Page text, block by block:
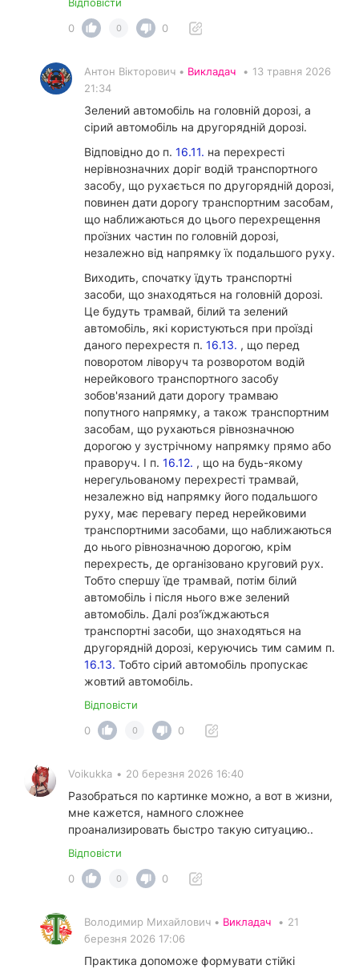
0
0 0
Антон Вікторович • Викладач • 13 травня 2026
21:34
Зелений автомобіль на головній дорозі, а
сірий автомобіль на другорядній дорозі.
Відповідно до п. 16.11. на перехресті
нерівнозначних доріг водій транспортного
засобу, що рухається по другорядній дорозі,
повинен дати дорогу транспортним засобам,
що наближаються до цього перехрещення
проїзних частин по головній дорозі,
незалежно від напрямку їх подальшого руху.
Виходить, спочатку їдуть транспортні
засоби, що знаходяться на головній дорозі.
Це будуть трамвай, білий та зелений
автомобіль, які користуються при проїзді
даного перехрестя п. 16.13. , що перед
поворотом ліворуч та розворотом водій
нерейкового транспортного засобу
зобов'язаний дати дорогу трамваю
попутного напрямку, а також транспортним
засобам, що рухаються рівнозначною
дорогою у зустрічному напрямку прямо або
праворуч. І п. 16.12. , що на будь-якому
нерегульованому перехресті трамвай,
незалежно від напрямку його подальшого
руху, має перевагу перед нерейковими
транспортними засобами, що наближаються
до нього рівнозначною дорогою, крім
перехресть, де організовано круговий рух.
Тобто спершу їде трамвай, потім білий
автомобіль і після нього вже зелений
автомобіль. Далі роз'їжджаються
транспортні засоби, що знаходяться на
другорядній дорозі, керуючись тим самим п.
16.13. Тобто сірий автомобіль пропускає
жовтий автомобіль.
Відповісти
0
0 0
Voikukka • 20 березня 2026 16:40
Разобраться по картинке можно, а вот в жизни,
мне кажется, намного сложнее
проанализировать быстро такую ситуацию..
Відповісти
0
0 0
Володимир Михайлович • Викладач • 21
березня 2026 17:06
Практика допоможе формувати стійкі